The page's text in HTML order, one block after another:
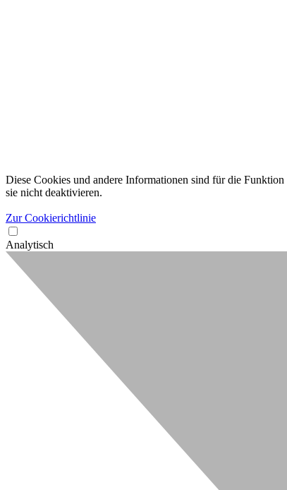
Diese Cookies und andere Informationen sind für die
sie nicht deaktivieren.
Zur Cookierichtlinie
Analytisch